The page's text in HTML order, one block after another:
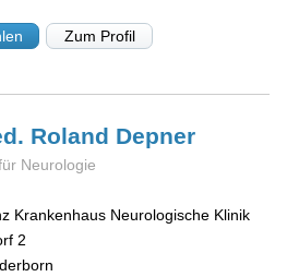
Zum Profil
Roland Depner
Neurologie
Krankenhaus Neurologische Klinik
2